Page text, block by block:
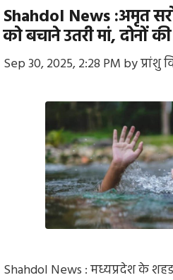
Shahdol News :अमृत
को बचाने उतरी मां, दोनों
Sep 30, 2025, 2:28 PM byप्रांशु
Shahdol News : मध्यप्रदेश के